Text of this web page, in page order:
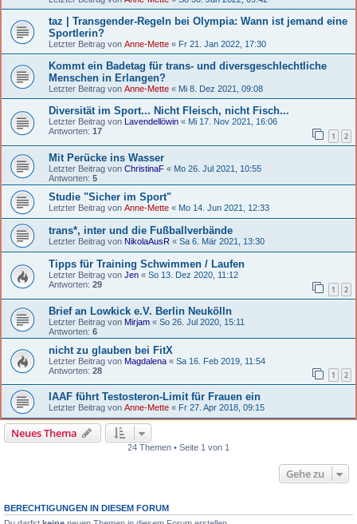
taz | Transgender-Regeln bei Olympia: Wann ist jemand eine
Sportlerin?
Letzter Beitrag von Anne-Mette « Fr 21. Jan 2022, 17:30
Kommt ein Badetag für trans- und diversgeschlechtliche
Menschen in Erlangen?
Letzter Beitrag von Anne-Mette « Mi 8. Dez 2021, 09:08
Diversität im Sport... Nicht Fleisch, nicht Fisch...
Letzter Beitrag von Lavendellöwin « Mi 17. Nov 2021, 16:06
Antworten: 17 1 2
Mit Perücke ins Wasser
Letzter Beitrag von ChristinaF « Mo 26. Jul 2021, 10:55
Antworten: 5
Studie "Sicher im Sport"
Letzter Beitrag von Anne-Mette « Mo 14. Jun 2021, 12:33
trans*, inter und die Fußballverbände
Letzter Beitrag von NikolaAusR « Sa 6. Mär 2021, 13:30
Tipps für Training Schwimmen / Laufen
Letzter Beitrag von Jen « So 13. Dez 2020, 11:12
Antworten: 29 1 2
Brief an Lowkick e.V. Berlin Neukölln
Letzter Beitrag von Mirjam « So 26. Jul 2020, 15:11
Antworten: 6
nicht zu glauben bei FitX
Letzter Beitrag von Magdalena « Sa 16. Feb 2019, 11:54
Antworten: 28 1 2
IAAF führt Testosteron-Limit für Frauen ein
Letzter Beitrag von Anne-Mette « Fr 27. Apr 2018, 09:15
Neues Thema
24 Themen • Seite 1 von 1
Gehe zu
BERECHTIGUNGEN IN DIESEM FORUM